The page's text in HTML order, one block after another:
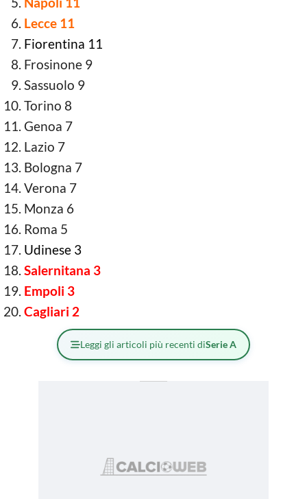
Lecce 11
Fiorentina 11
Frosinone 9
Sassuolo 9
Torino 8
Genoa 7
Lazio 7
Bologna 7
Verona 7
Monza 6
Roma 5
Udinese 3
Salernitana 3
Empoli 3
Cagliari 2
Leggi gli articoli più recenti diSerie A